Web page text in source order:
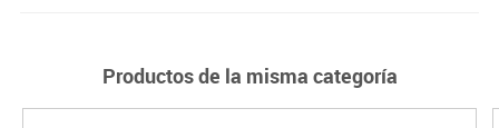
Productos de la misma categoría